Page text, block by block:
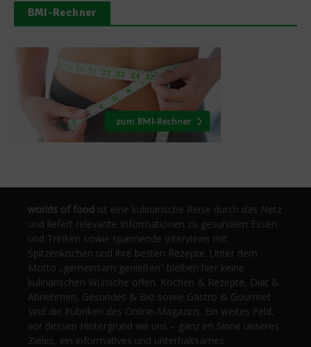
BMI-Rechner
worlds of food ist eine kulinarische Reise durch das Netz
und liefert relevante Informationen zu gesundem Essen
und Trinken sowie spannende Interviews mit
Spitzenköchen und ihre besten Rezepte. Unter dem
Motto „gemeinsam genießen“ bleiben hier keine
kulinarischen Wünsche offen. Kochen & Rezepte, Diät &
Abnehmen, Gesundes & Bio sowie Gastro & Gourmet
sind die Rubriken des Online-Magazins. Ein weites Feld,
vor dessen Hintergrund wir uns – ganz im Sinne unseres
Zieles, ein informatives und unterhaltsames